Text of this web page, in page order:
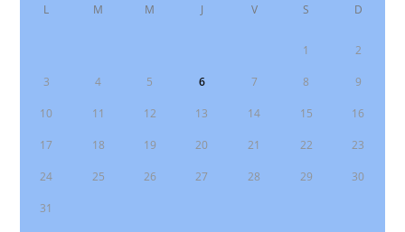
L M M J V S D
1 2
3 4 5 6 7 8 9
10 11 12 13 14 15 16
17 18 19 20 21 22 23
24 25 26 27 28 29 30
31